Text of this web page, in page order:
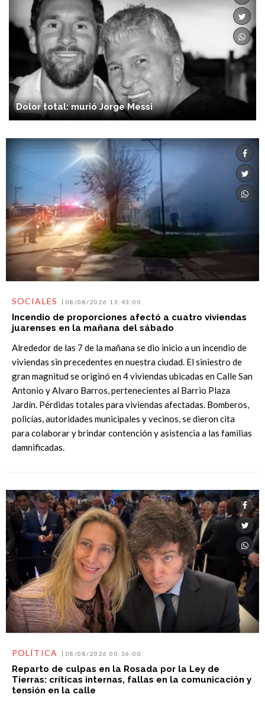
Dolor total: murió Jorge Messi
SOCIALES 08/08/2026 13:43:00
Incendio de proporciones afectó a cuatro viviendas
juarenses en la mañana del sábado
Alrededor de las 7 de la mañana se dio inicio a un incendio de
viviendas sin precedentes en nuestra ciudad. El siniestro de
gran magnitud se originó en 4 viviendas ubicadas en Calle San
Antonio y Alvaro Barros, pertenecientes al Barrio Plaza
Jardín. Pérdidas totales para viviendas afectadas. Bomberos,
policías, autoridades municipales y vecinos, se dieron cita
para colaborar y brindar contención y asistencia a las familias
damnificadas.
POLÍTICA 08/08/2026 00:36:00
Reparto de culpas en la Rosada por la Ley de
Tierras: críticas internas, fallas en la comunicación y
tensión en la calle